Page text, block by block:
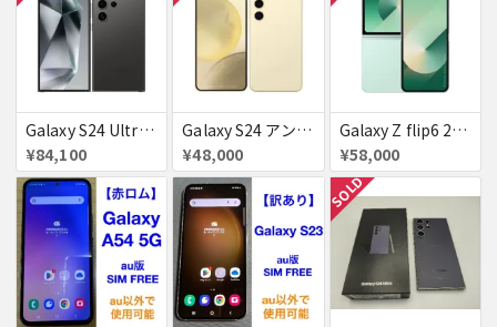
Galaxy S24 Ultra SCG26 256GB au チタニウムブラック 送料無料
¥84,100
Galaxy S24 アンバー イエロー 256GB 送料無料
¥48,000
Galaxy Z flip6 256GB ミント au 送料無料
¥58,000
SOLD